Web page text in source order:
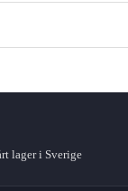
lager i Sverige